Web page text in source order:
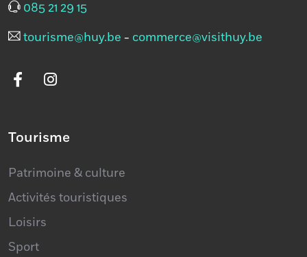
085 21 29 15
tourisme@huy.be - commerce@visithuy.be
Tourisme
Patrimoine & culture
Activités touristiques
Loisirs
Sport